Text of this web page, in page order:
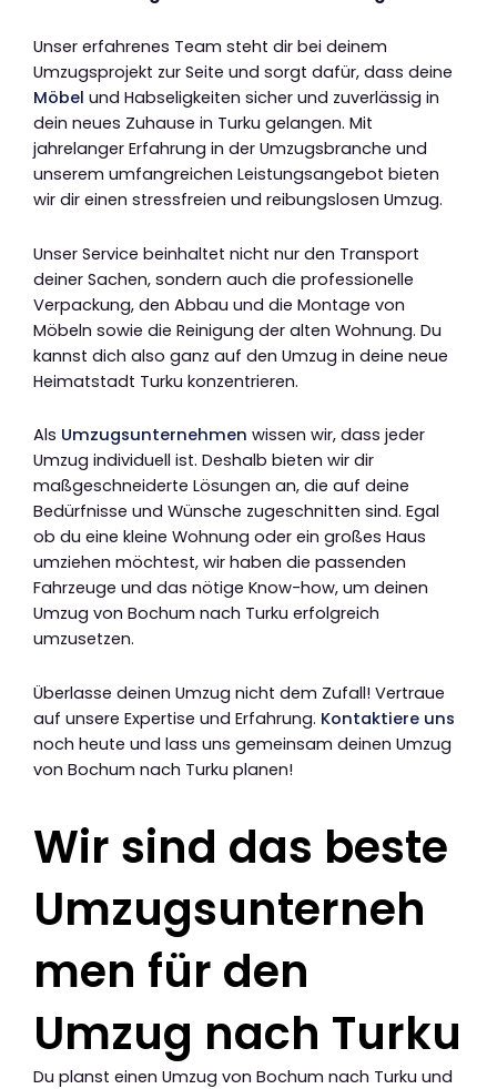
Unser erfahrenes Team steht dir bei deinem
Umzugsprojekt zur Seite und sorgt dafür, dass deine
Möbel und Habseligkeiten sicher und zuverlässig in
dein neues Zuhause in Turku gelangen. Mit
jahrelanger Erfahrung in der Umzugsbranche und
unserem umfangreichen Leistungsangebot bieten
wir dir einen stressfreien und reibungslosen Umzug.
Unser Service beinhaltet nicht nur den Transport
deiner Sachen, sondern auch die professionelle
Verpackung, den Abbau und die Montage von
Möbeln sowie die Reinigung der alten Wohnung. Du
kannst dich also ganz auf den Umzug in deine neue
Heimatstadt Turku konzentrieren.
Als Umzugsunternehmen wissen wir, dass jeder
Umzug individuell ist. Deshalb bieten wir dir
maßgeschneiderte Lösungen an, die auf deine
Bedürfnisse und Wünsche zugeschnitten sind. Egal
ob du eine kleine Wohnung oder ein großes Haus
umziehen möchtest, wir haben die passenden
Fahrzeuge und das nötige Know-how, um deinen
Umzug von Bochum nach Turku erfolgreich
umzusetzen.
Überlasse deinen Umzug nicht dem Zufall! Vertraue
auf unsere Expertise und Erfahrung. Kontaktiere uns
noch heute und lass uns gemeinsam deinen Umzug
von Bochum nach Turku planen!
Wir sind das beste
Umzugsunterneh
men für den
Umzug nach Turku
Du planst einen Umzug von Bochum nach Turku und